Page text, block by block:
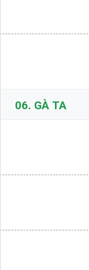
06. GÀ TA